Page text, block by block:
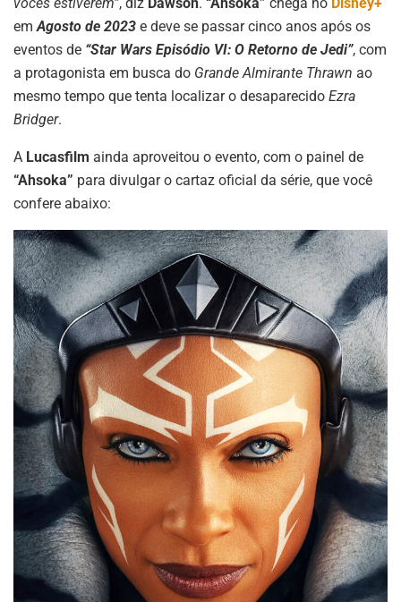
emAgosto de 2023 e deve se passar cinco anos após os
eventos de “Star Wars Episódio VI: O Retorno de Jedi‎‎”, com
a protagonista em busca do Grande Almirante Thrawn ao
mesmo tempo que tenta localizar o desaparecido Ezra
Bridger.
A Lucasfilm ainda aproveitou o evento, com o painel de
“Ahsoka” para divulgar o cartaz oficial da série, que você
confere abaixo: